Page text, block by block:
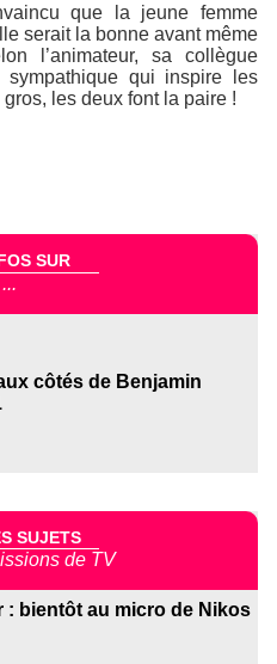
que la jeune femme
serait la bonne avant même
l’animateur, sa collègue
qui inspire les
les deux font la paire !
SUR
...
côtés de Benjamin
SUJETS
de TV
: bientôt au micro de Nikos